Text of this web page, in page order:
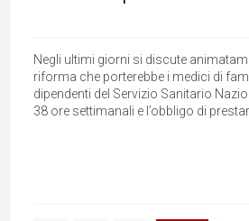
Negli ultimi giorni si discute
riforma che porterebbe i medici di
dipendenti del Servizio Sanitario
38 ore settimanali e l’obbligo di